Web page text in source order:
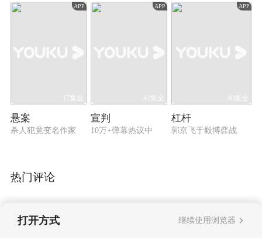
APP
17集全
悬案
杀人犯竟变名作家
APP
42集全
宣判
10万+弹幕热议中
APP
40集全
杠杆
郭京飞于毅博弈战
热门评论
打开方式 继续使用浏览器